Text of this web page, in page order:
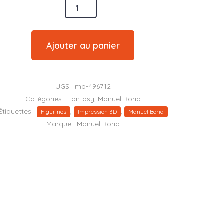
Ajouter au panier
UGS : mb-496712
Catégories : Fantasy, Manuel Boria
:
Figurines , Impression 3D , Manuel Boria
Marque : Manuel Boria